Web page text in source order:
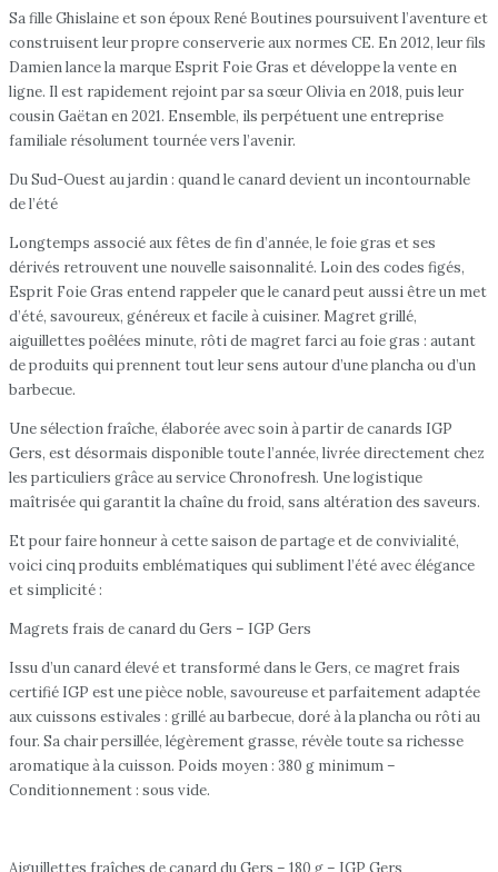
Sa fille Ghislaine et son époux René Boutines poursuivent l’aventure et
construisent leur propre conserverie aux normes CE. En 2012, leur fils
Damien lance la marque Esprit Foie Gras et développe la vente en
ligne. Il est rapidement rejoint par sa sœur Olivia en 2018, puis leur
cousin Gaëtan en 2021. Ensemble, ils perpétuent une entreprise
familiale résolument tournée vers l’avenir.
Du Sud-Ouest au jardin : quand le canard devient un incontournable
de l’été
Longtemps associé aux fêtes de fin d’année, le foie gras et ses
dérivés retrouvent une nouvelle saisonnalité. Loin des codes figés,
Esprit Foie Gras entend rappeler que le canard peut aussi être un met
d’été, savoureux, généreux et facile à cuisiner. Magret grillé,
aiguillettes poêlées minute, rôti de magret farci au foie gras : autant
de produits qui prennent tout leur sens autour d’une plancha ou d’un
barbecue.
Une sélection fraîche, élaborée avec soin à partir de canards IGP
Gers, est désormais disponible toute l’année, livrée directement chez
les particuliers grâce au service Chronofresh. Une logistique
maîtrisée qui garantit la chaîne du froid, sans altération des saveurs.
Et pour faire honneur à cette saison de partage et de convivialité,
voici cinq produits emblématiques qui subliment l’été avec élégance
et simplicité :
Magrets frais de canard du Gers – IGP Gers
Issu d’un canard élevé et transformé dans le Gers, ce magret frais
certifié IGP est une pièce noble, savoureuse et parfaitement adaptée
aux cuissons estivales : grillé au barbecue, doré à la plancha ou rôti au
four. Sa chair persillée, légèrement grasse, révèle toute sa richesse
aromatique à la cuisson. Poids moyen : 380 g minimum –
Conditionnement : sous vide.
Aiguillettes fraîches de canard du Gers – 180 g – IGP Gers